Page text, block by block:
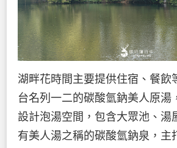
湖畔花時間主要提供住宿、餐飲
台名列一二的碳酸氫鈉美人原湯
設計泡湯空間，包含大眾池、湯
有美人湯之稱的碳酸氫鈉泉，主